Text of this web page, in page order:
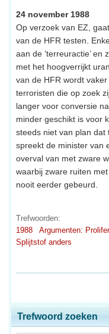
24 november 1988
Op verzoek van EZ,
van de HFR testen.
aan de ‘terreuractie’
met het hoogverrijkt
van de HFR wordt
terroristen die op zoek
langer voor conversie
minder geschikt is voor
steeds niet van plan
spreekt de minister van
overval van met zware
waarbij zware ruiten
nooit eerder gebeurd.
Trefwoorden:
1988
Argumenten:
Splijtstof anders
Trefwoord zoeken